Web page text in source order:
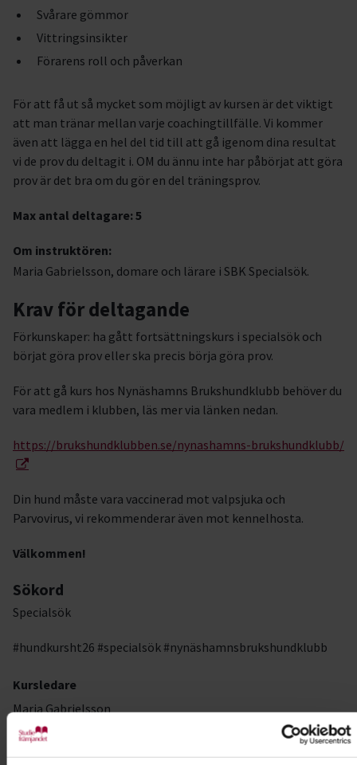
Svårare gömmor
Vittringsinsikter
Förarens roll och påverkan
För att få ut så mycket som möjligt av kursen är det viktigt
att man tränar mellan varje coachingtillfälle. Vi kommer
även att lägga en hel del tid till att gå igenom dina resultat
vi de prov du deltagit i. OM du ännu inte har påbörjat att göra
prov är det bra om du gör en del träningsprov.
Max antal deltagare: 5
Om instruktören:
Maria Gabrielsson, domare och lärare i SBK Specialsök.
Krav för deltagande
Förkunskaper: ha gått fortsättningskurs i specialsök och
börjat göra prov eller ska precis börja göra prov.
För att gå kurs hos Nynäshamns Brukshundklubb behöver du
vara medlem i klubben, läs mer via länken nedan.
https://brukshundklubben.se/nynashamns-brukshundklubb/
Din hund måste vara vaccinerad mot valpsjuka och
Parvovirus, vi rekommenderar även mot kennelhosta.
Välkommen!
Sökord
Specialsök
#hundkursht26 #specialsök #nynäshamnsbrukshundklubb
Kursledare
Maria Gabrielsson